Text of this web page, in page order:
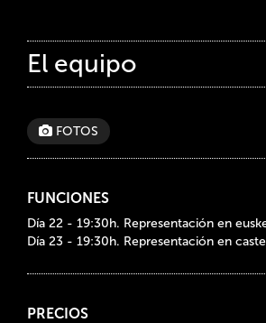
El equipo
FOTOS
FUNCIONES
Día 22 - 19:30h. Representación en
Día 23 - 19:30h. Representación en
PRECIOS